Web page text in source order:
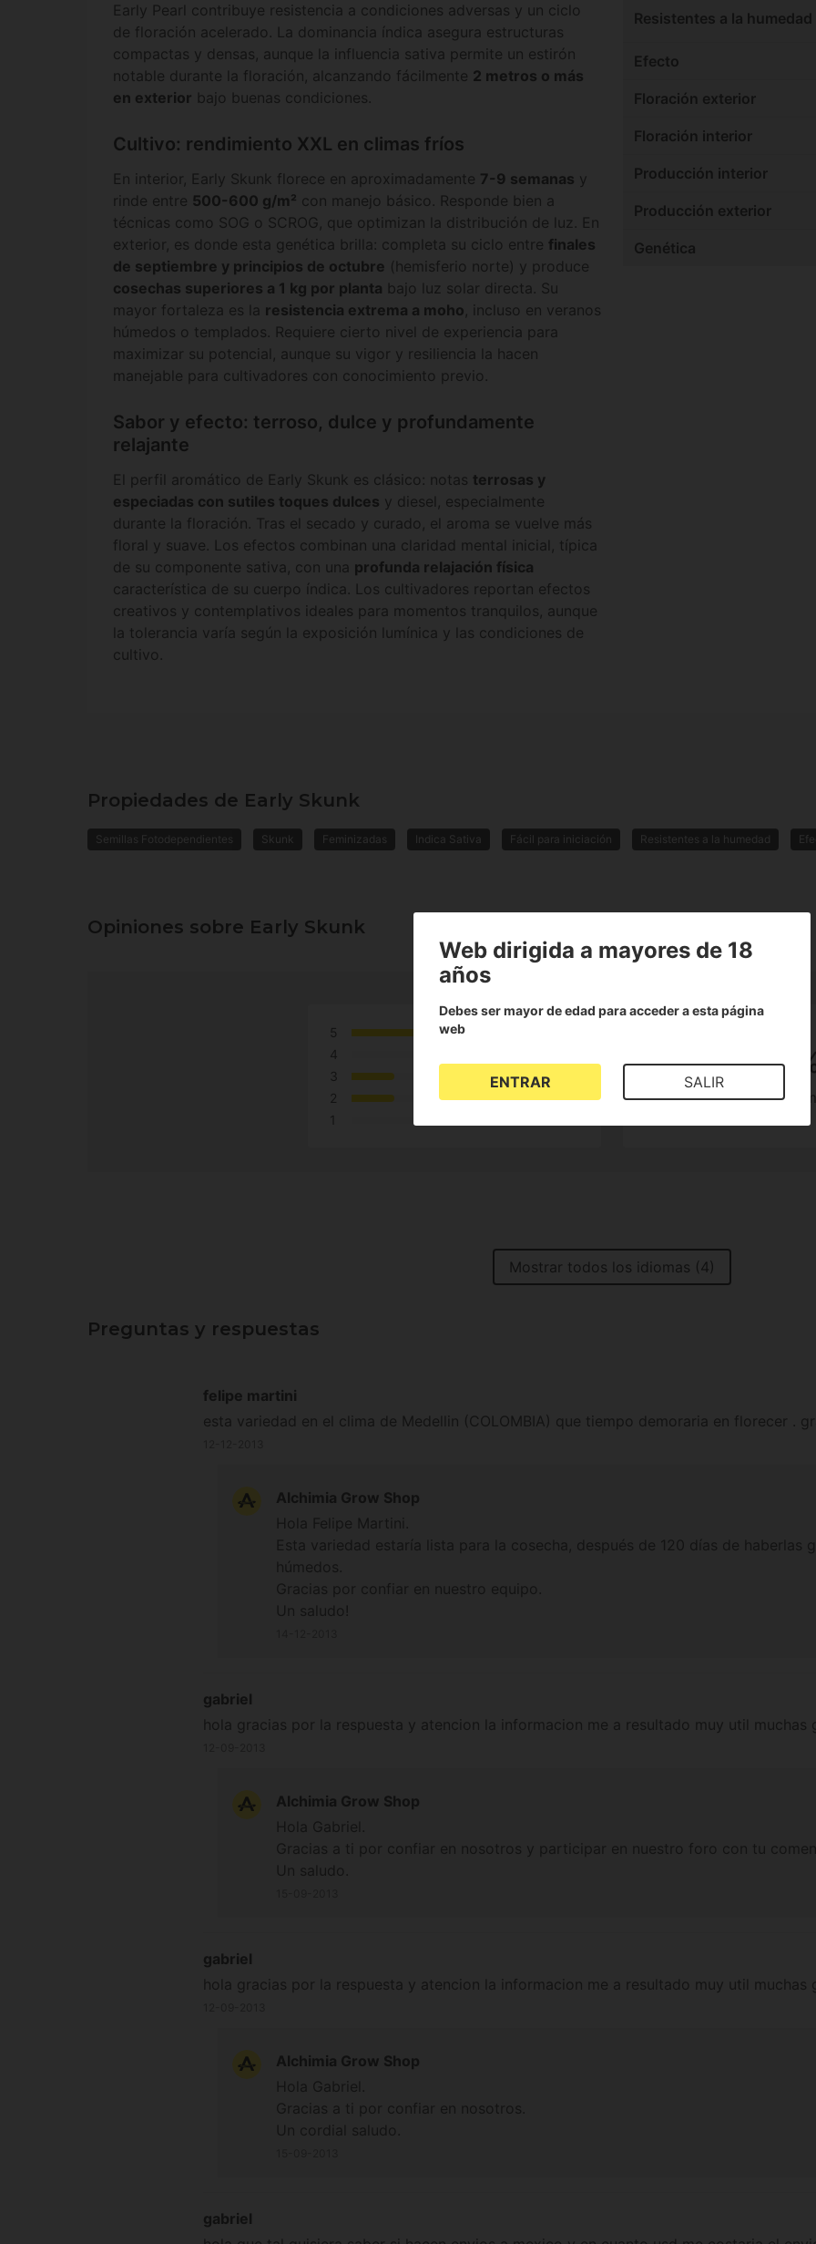
Early Pearl contribuye resistencia a condiciones adversas y un ciclo
de floración acelerado. La dominancia índica asegura estructuras
compactas y densas, aunque la influencia sativa permite un estirón
notable durante la floración, alcanzando fácilmente 2 metros o más
en exterior bajo buenas condiciones.
Cultivo: rendimiento XXL en climas fríos
En interior, Early Skunk florece en aproximadamente 7-9 semanas y
rinde entre 500-600 g/m² con manejo básico. Responde bien a
técnicas como SOG o SCROG, que optimizan la distribución de luz. En
exterior, es donde esta genética brilla: completa su ciclo entre finales
de septiembre y principios de octubre (hemisferio norte) y produce
cosechas superiores a 1 kg por planta bajo luz solar directa. Su
mayor fortaleza es la resistencia extrema a moho, incluso en veranos
húmedos o templados. Requiere cierto nivel de experiencia para
maximizar su potencial, aunque su vigor y resiliencia la hacen
manejable para cultivadores con conocimiento previo.
Sabor y efecto: terroso, dulce y profundamente
relajante
El perfil aromático de Early Skunk es clásico: notas terrosas y
especiadas con sutiles toques dulces y diesel, especialmente
durante la floración. Tras el secado y curado, el aroma se vuelve más
floral y suave. Los efectos combinan una claridad mental inicial, típica
de su componente sativa, con una profunda relajación física
característica de su cuerpo índica. Los cultivadores reportan efectos
creativos y contemplativos ideales para momentos tranquilos, aunque
la tolerancia varía según la exposición lumínica y las condiciones de
cultivo.
Resistentes a la humedad
Efecto
Floración exterior
Floración interior
Producción interior
Producción exterior
Genética
Propiedades de Early Skunk
Semillas Fotodependientes Skunk Feminizadas Indica Sativa Fácil para iniciación Resistentes a la humedad
Opiniones sobre Early Skunk
5
4
3
2
1
3.8
4 Reseñas de clientes lo
Mostrar todos los idiomas (4)
Preguntas y respuestas
felipe martini
esta variedad en el clima de Medellin (COLOMBIA) que tiempo demoraria en florecer .
Alchimia Grow Shop
gabriel
hola gracias por la respuesta y atencion la informacion me a resultado muy util muchas
Alchimia Grow Shop
gabriel
hola gracias por la respuesta y atencion la informacion me a resultado muy util muchas
Alchimia Grow Shop
gabriel
Web dirigida a mayores de 18
años
Debes ser mayor de edad para acceder a esta página
web
ENTRAR SALIR